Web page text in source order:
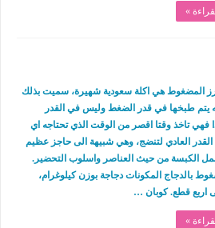
»
المضغوط هي اكلة سعودية شهيرة، سميت بذلك
يتم طبخها في قدر الضغط وليس في القدر
فهي تاخذ وقتا اقصر من الوقت الذي تحتاجه اي
العادي لتنضج، وهي شبيهة الى حاجز عظيم
الكبسة من حيث العناصر واسلوب التحضير.
بالدجاج المكونات دجاجة بوزن كيلوغرام،
اربع قطع. كوبان …
»